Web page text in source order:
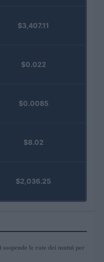
$3,407.11
$0.022
$0.0085
$8.02
$2,036.25
le rate dei mutui per